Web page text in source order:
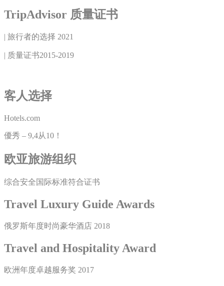
TripAdvisor 质量证书
| 旅行者的选择 2021
| 质量证书2015-2019
客人选择
Hotels.com
優秀 – 9,4从10！
欧亚旅游组织
综合安全国际标准符合证书
Travel Luxury Guide Awards
俄罗斯年度时尚豪华酒店 2018
Travel and Hospitality Award
欧洲年度卓越服务奖 2017